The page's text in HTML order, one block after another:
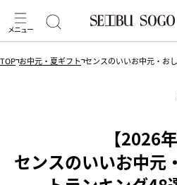
TOP お中元・夏ギフト センスのいいお中元・お
【2026
センスのいいお中元